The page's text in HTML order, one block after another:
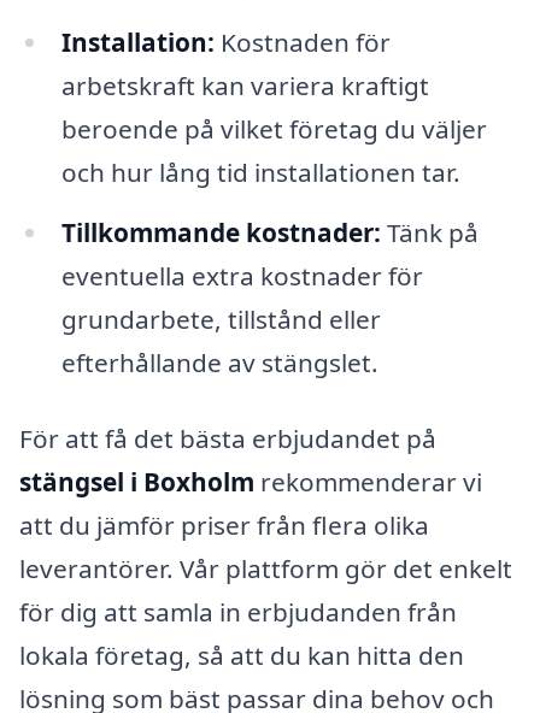
Installation: Kostnaden för
arbetskraft kan variera kraftigt
beroende på vilket företag du väljer
och hur lång tid installationen tar.
Tillkommande kostnader: Tänk på
eventuella extra kostnader för
grundarbete, tillstånd eller
efterhållande av stängslet.
För att få det bästa erbjudandet på
stängsel i Boxholm rekommenderar vi
att du jämför priser från flera olika
leverantörer. Vår plattform gör det enkelt
för dig att samla in erbjudanden från
lokala företag, så att du kan hitta den
lösning som bäst passar dina behov och